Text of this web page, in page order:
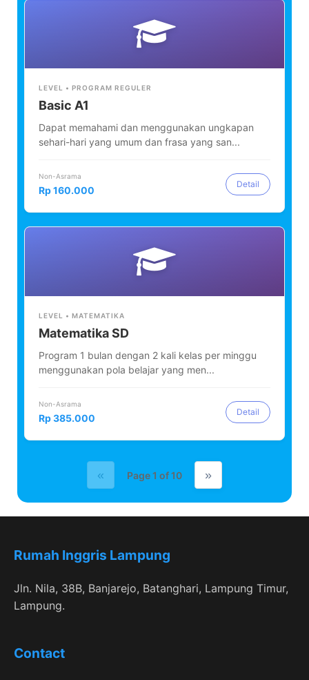
LEVEL • PROGRAM REGULER
Basic A1
Dapat memahami dan menggunakan ungkapan
sehari-hari yang umum dan frasa yang san...
Non-Asrama
Rp 160.000
Detail
LEVEL • MATEMATIKA
Matematika SD
Program 1 bulan dengan 2 kali kelas per minggu
menggunakan pola belajar yang men...
Non-Asrama
Rp 385.000
Detail
« Page 1 of 10 »
Rumah Inggris Lampung
Jln. Nila, 38B, Banjarejo, Batanghari, Lampung Timur,
Lampung.
Contact